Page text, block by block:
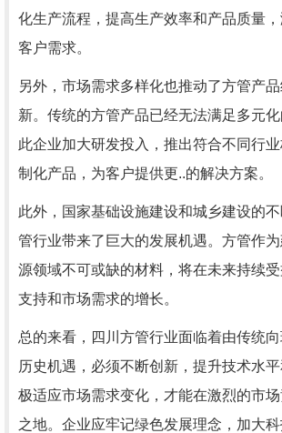
化生产流程，提高生产效率和产品质量
客户需求。
另外，市场需求多样化也推动了方管产
新。传统的方管产品已经无法满足多元
此企业加大研发投入，推出符合不同行
制化产品，为客户提供更..的解决方案。
此外，国家基础设施建设和城乡建设的
管行业带来了巨大的发展机遇。方管作
源领域不可或缺的材料，将在未来持续
支持和市场需求的增长。
总的来看，四川方管行业面临着由传统
历史机遇，必须不断创新，提升技术水
极适应市场需求变化，才能在激烈的市
之地。企业应牢记绿色发展理念，加大